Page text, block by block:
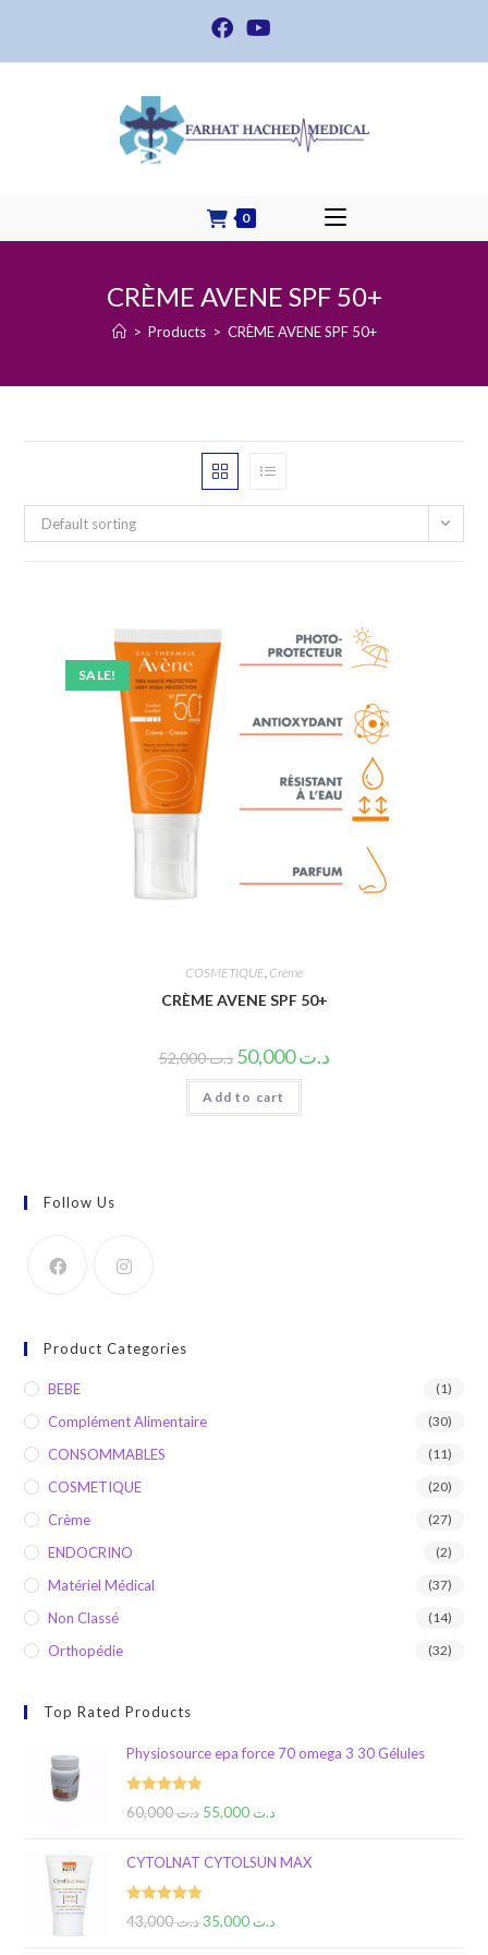
content
0
CRÈME AVENE SPF 50+
> Products > CRÈME AVENE SPF 50+
Default sorting
SALE!
COSMETIQUE, Crème
CRÈME AVENE SPF 50+
د.ت52,000 د.ت50,000
Add to cart
Follow Us
Product Categories
BEBE (1)
Complément Alimentaire (30)
CONSOMMABLES (11)
COSMETIQUE (20)
Crème (27)
ENDOCRINO (2)
Matériel Médical (37)
Non Classé (14)
Orthopédie (32)
Top Rated Products
Physiosource epa force 70 omega 3 30 Gélules
Rated 5.00د.ت60,000 د.ت
CYTOLNAT CYTOLSUN MAX
Rated 5.00د.ت43,000 د.ت